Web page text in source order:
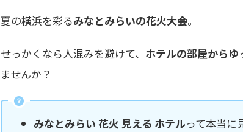
夏の横浜を彩るみなとみらいの花火大会。
せっかくなら人混みを避けて、 ホテルの部屋から
ませんか？
みなとみらい 花火 見える ホテルって本当に